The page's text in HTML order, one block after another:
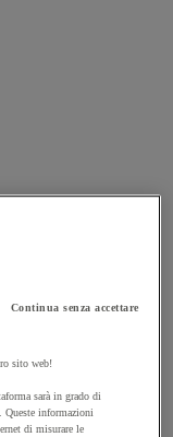
Continua senza accettare
sito web!
sarà in grado di
Queste informazioni
di misurare le